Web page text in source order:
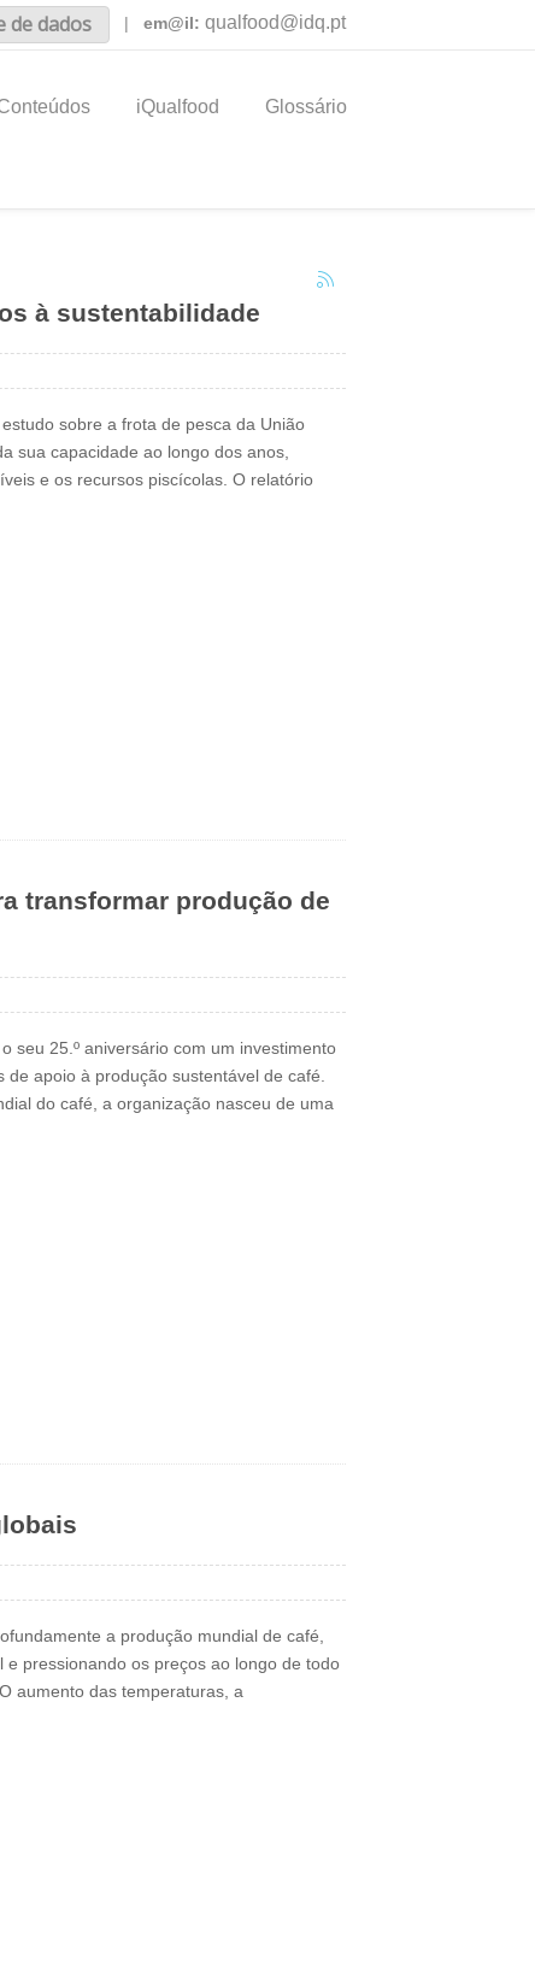
de dados | em@il: qualfood@idq.pt
iQualfood Glossário
à sustentabilidade
sobre a frota de pesca da União
sua capacidade ao longo dos anos,
e os recursos piscícolas. O relatório
transformar produção de
seu 25.º aniversário com um investimento
apoio à produção sustentável de café.
do café, a organização nasceu de uma
a produção mundial de café,
pressionando os preços ao longo de todo
aumento das temperaturas, a